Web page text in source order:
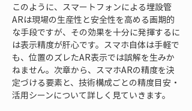
このように、スマートフォンによる埋設管
ARは現場の生産性と安全性を高める画期的
な手段ですが、その効果を十分に発揮するに
は表示精度が肝心です。スマホ自体は手軽で
も、位置のズレたAR表示では誤解を生みか
ねません。次章から、スマホARの精度を決
定づける要素と、技術構成ごとの精度目安・
活用シーンについて詳しく見ていきます。